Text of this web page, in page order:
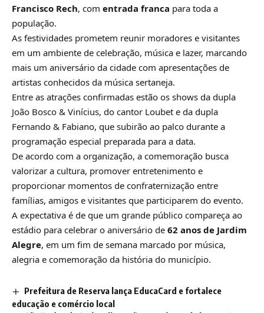
Francisco Rech, com entrada franca para toda a
população.
As festividades prometem reunir moradores e visitantes
em um ambiente de celebração, música e lazer, marcando
mais um aniversário da cidade com apresentações de
artistas conhecidos da música sertaneja.
Entre as atrações confirmadas estão os shows da dupla
João Bosco & Vinícius, do cantor Loubet e da dupla
Fernando & Fabiano, que subirão ao palco durante a
programação especial preparada para a data.
De acordo com a organização, a comemoração busca
valorizar a cultura, promover entretenimento e
proporcionar momentos de confraternização entre
famílias, amigos e visitantes que participarem do evento.
A expectativa é de que um grande público compareça ao
estádio para celebrar o aniversário de 62 anos de Jardim
Alegre, em um fim de semana marcado por música,
alegria e comemoração da história do município.
Prefeitura de Reserva lança EducaCard e fortalece
educação e comércio local